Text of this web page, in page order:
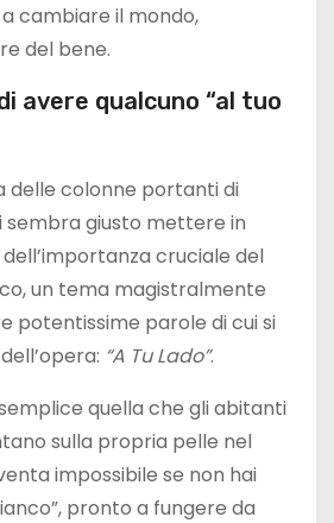
cambiare il mondo,
del bene.
avere qualcuno “al tuo
delle colonne portanti di
sembra giusto mettere in
cruciale del
un tema magistralmente
potentissime parole di cui si
“A Tu Lado”.
quella che gli abitanti
sulla propria pelle nel
impossibile se non hai
pronto a fungere da